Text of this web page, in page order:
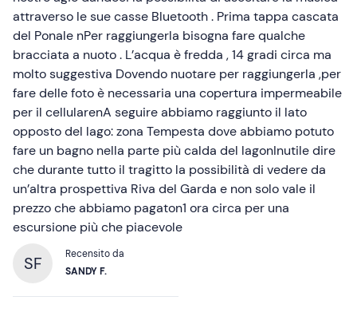
attraverso le sue casse Bluetooth . Prima tappa cascata
del Ponale nPer raggiungerla bisogna fare qualche
bracciata a nuoto . L’acqua è fredda , 14 gradi circa ma
molto suggestiva Dovendo nuotare per raggiungerla ,per
fare delle foto è necessaria una copertura impermeabile
per il cellularenA seguire abbiamo raggiunto il lato
opposto del lago: zona Tempesta dove abbiamo potuto
fare un bagno nella parte più calda del lagonInutile dire
che durante tutto il tragitto la possibilità di vedere da
un’altra prospettiva Riva del Garda e non solo vale il
prezzo che abbiamo pagaton1 ora circa per una
escursione più che piacevole
SF
Recensito da
SANDY F.